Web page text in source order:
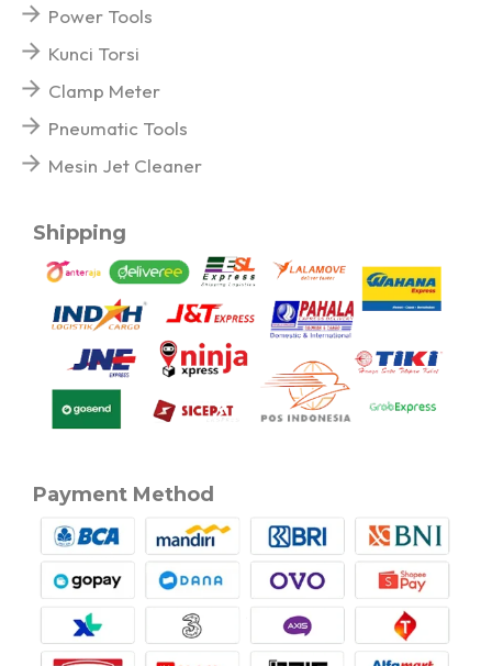
Power Tools
Kunci Torsi
Clamp Meter
Pneumatic Tools
Mesin Jet Cleaner
Shipping
Payment Method